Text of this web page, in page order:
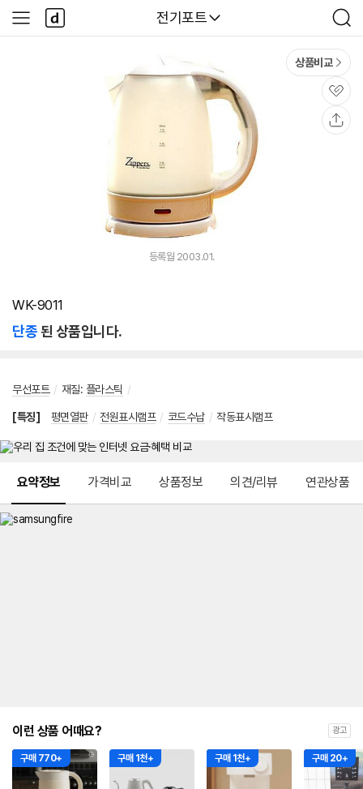
다나와
전기포트
검
색
사
이
다
나
와
상품비교
관
심
등록월 2003.01.
WK-9011
단종된 상품입니다.
무선포트 / 재질: 플라스틱 /
[특징] 평면열판 / 전원표시램프 / 코드수납 / 작동표시램프
요약정보 가격비교 상품정보 의견/리뷰 연관상품
이런 상품 어때요? 광고
구매 770+ 구매 1천+ 구매 1천+ 구매 20+